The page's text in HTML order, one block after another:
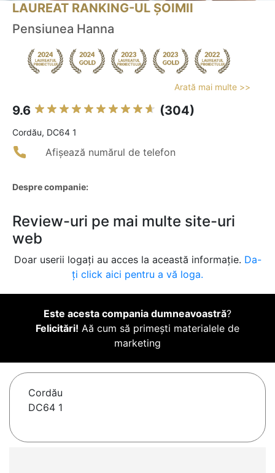
LAUREAT RANKING-UL ȘOIMII
Pensiunea Hanna
Arată mai multe >>
9.6 (304)
Cordău, DC64 1
Afișează numărul de telefon
Despre companie:
Review-uri pe mai multe site-uri
web
Doar userii logați au acces la această informație. Da-
ți click aici pentru a vă loga.
Este acesta compania dumneavoastră?
Felicitări! Aă cum să primești materialele de
marketing
Cordău
DC64 1